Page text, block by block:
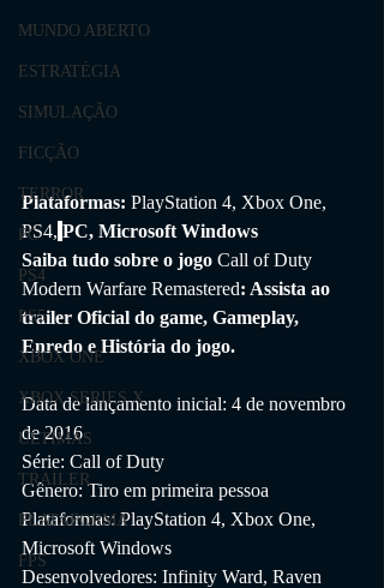
MUNDO ABERTO
ESTRATÉGIA
SIMULAÇÃO
FICÇÃO
TERROR
PC
PS4
PS5
XBOX ONE
XBOX SERIES X
ÚLTIMAS
TRAILER
PLATAFORMA
FPS
Plataformas: PlayStation 4, Xbox One,
PS4, PC, Microsoft Windows
Saiba tudo sobre o jogo Call of Duty
Modern Warfare Remastered: Assista ao
trailer Oficial do game, Gameplay,
Enredo e História do jogo.
Data de lançamento inicial: 4 de novembro
de 2016
Série: Call of Duty
Gênero: Tiro em primeira pessoa
Plataformas: PlayStation 4, Xbox One,
Microsoft Windows
Desenvolvedores: Infinity Ward, Raven